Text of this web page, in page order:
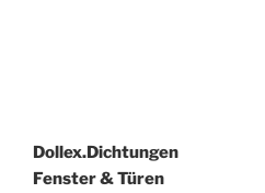
Dollex.Dichtungen
Fenster & Türen